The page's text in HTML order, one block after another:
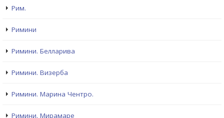
Рим.
Римини
Римини. Белларива
Римини. Визерба
Римини. Марина Чентро.
Римини. Мирамаре